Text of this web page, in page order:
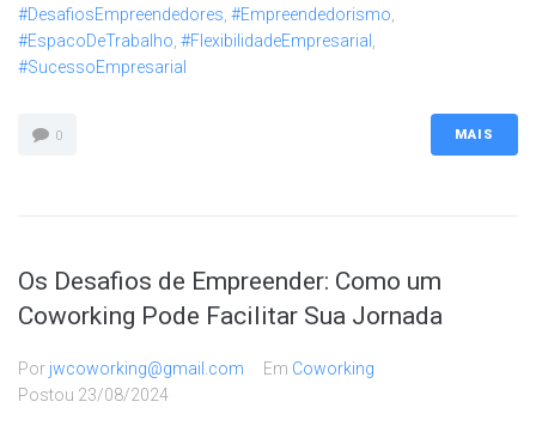
#DesafiosEmpreendedores #Empreendedorismo
#EspacoDeTrabalho #FlexibilidadeEmpresarial
#SucessoEmpresarial
0 MAIS
Os Desafios de Empreender: Como um
Coworking Pode Facilitar Sua Jornada
Por jwcoworking@gmail.com Em Coworking
Postou 23/08/2024